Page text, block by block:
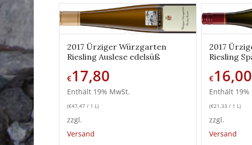
2017 Ürziger Würzgarten
Riesling Auslese edelsüß
€17,80
Enthält 19% MwSt.
(€47,47 / 1 L)
zzgl.
Versand
2017
Riesling
€16,00
Enthält 19%
(€21,33 / 1 L)
zzgl.
Versand